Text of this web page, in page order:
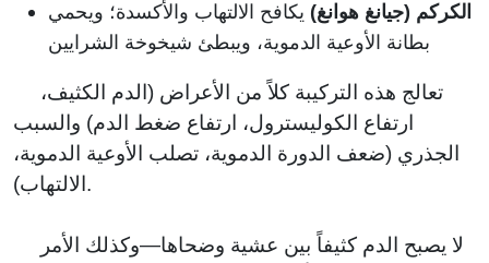
الكركم (جيانغ هوانغ) يكافح الالتهاب والأكسدة؛ ويحمي
بطانة الأوعية الدموية، ويبطئ شيخوخة الشرايين
ارتفاع الكوليسترول، ارتفاع ضغط الدم) والسبب
الجذري (ضعف الدورة الدموية، تصلب الأوعية الدموية،
الالتهاب).